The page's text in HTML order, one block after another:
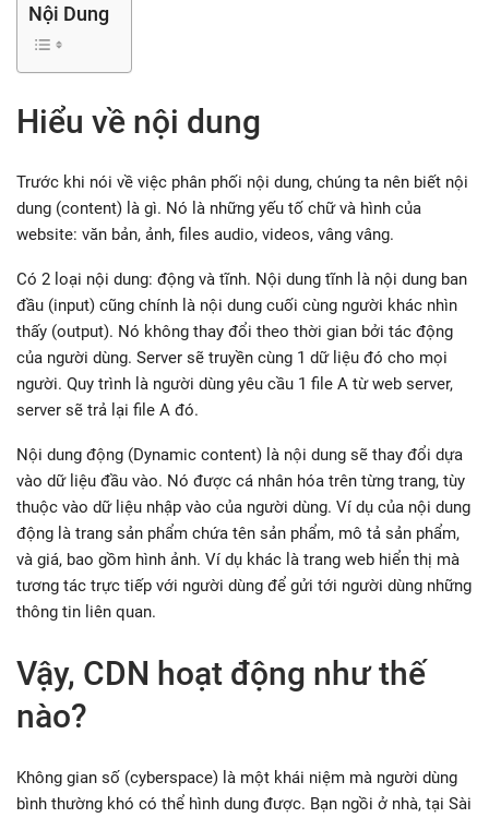
Nội Dung
Hiểu về nội dung
Trước khi nói về việc phân phối nội dung, chúng ta nên biết nội
dung (content) là gì. Nó là những yếu tố chữ và hình của
website: văn bản, ảnh, files audio, videos, vâng vâng.
Có 2 loại nội dung: động và tĩnh. Nội dung tĩnh là nội dung ban
đầu (input) cũng chính là nội dung cuối cùng người khác nhìn
thấy (output). Nó không thay đổi theo thời gian bởi tác động
của người dùng. Server sẽ truyền cùng 1 dữ liệu đó cho mọi
người. Quy trình là người dùng yêu cầu 1 file A từ web server,
server sẽ trả lại file A đó.
Nội dung động (Dynamic content) là nội dung sẽ thay đổi dựa
vào dữ liệu đầu vào. Nó được cá nhân hóa trên từng trang, tùy
thuộc vào dữ liệu nhập vào của người dùng. Ví dụ của nội dung
động là trang sản phẩm chứa tên sản phẩm, mô tả sản phẩm,
và giá, bao gồm hình ảnh. Ví dụ khác là trang web hiển thị mà
tương tác trực tiếp với người dùng để gửi tới người dùng những
thông tin liên quan.
Vậy, CDN hoạt động như thế
nào?
Không gian số (cyberspace) là một khái niệm mà người dùng
bình thường khó có thể hình dung được. Bạn ngồi ở nhà, tại Sài